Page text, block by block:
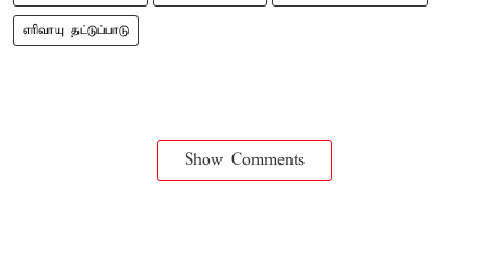
எரிவாயு தட்டுப்பாடு
Show Comments